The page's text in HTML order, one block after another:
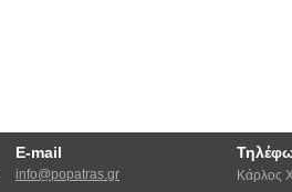
E-mail
info@popatras.gr Κάρλος